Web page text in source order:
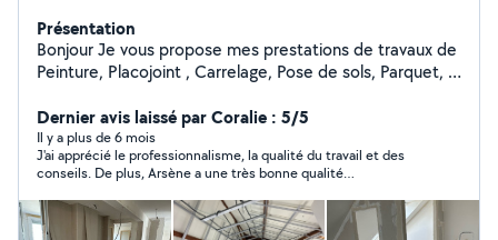
Présentation
Bonjour Je vous propose mes prestations de travaux de
Peinture, Placojoint , Carrelage, Pose de sols, Parquet, à
Nettoyage et Ravalement de façade, Pose de papier
peint ou Toile de verre / pose de sols de manière
propre et soignée. Travaux à l'attention des particuliers
mais aussi des professionnels. commerces , bureaux ,
collectivités locales Découvrir plus de nous INSTAGRAM
kenacipeinture
Dernier avis laissé par Coralie : 5/5
Il y a plus de 6 mois
J'ai apprécié le professionnalisme, la qualité du travail et des
conseils. De plus, Arsène a une très bonne qualité
rapport qualité prix !